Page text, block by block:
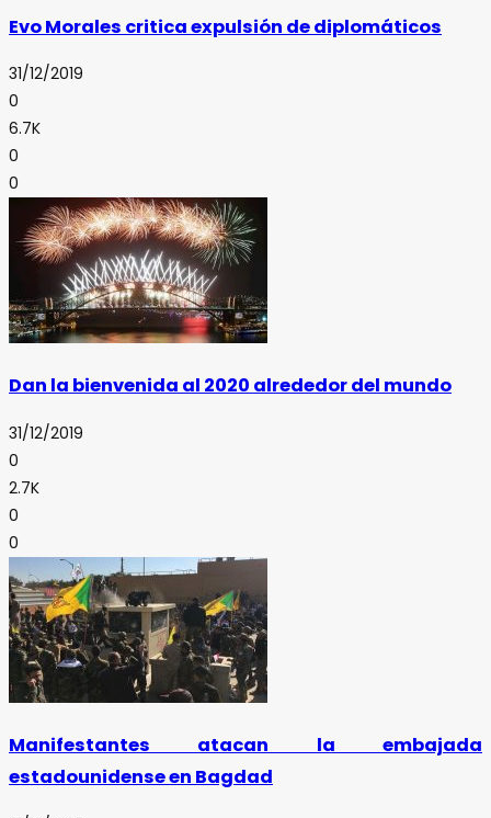
Evo Morales critica expulsión de diplomáticos
31/12/2019
0
6.7K
0
0
Dan la bienvenida al 2020 alrededor del mundo
31/12/2019
0
2.7K
0
0
Manifestantes atacan la embajada
estadounidense en Bagdad